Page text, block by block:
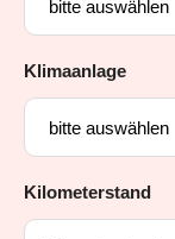
Klimaanlage
Kilometerstand